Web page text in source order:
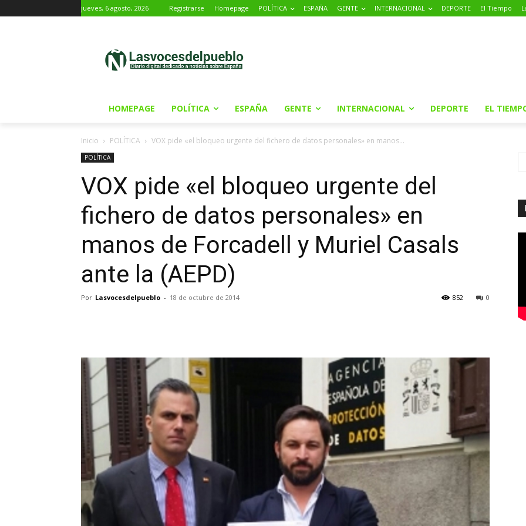
jueves, 6 agosto, 2026 Registrarse Homepage POLÍTICA ESPAÑA GENTE INTERNACIONAL DEPORTE El Tiempo
HOMEPAGE POLÍTICA ESPAÑA GENTE INTERNACIONAL DEPORTE EL
Inicio POLÍTICA VOX pide «el bloqueo urgente del fichero de datos personales» en manos...
POLÍTICA
VOX pide «el bloqueo urgente del
fichero de datos personales» en
manos de Forcadell y Muriel Casals
ante la (AEPD)
Por Lasvocesdelpueblo - 18 de octubre de 2014 0
852